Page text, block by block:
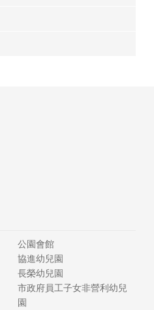
公園會館
協進幼兒園
長榮幼兒園
市政府員工子女非營利幼兒
園